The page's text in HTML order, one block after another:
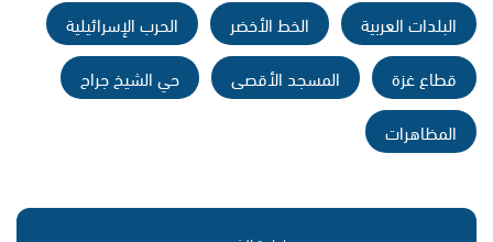
البلدات العربية
الخط الأخضر
الحرب الإسرائيلية
قطاع غزة
المسجد الأقصى
حي الشيخ جراح
المظاهرات